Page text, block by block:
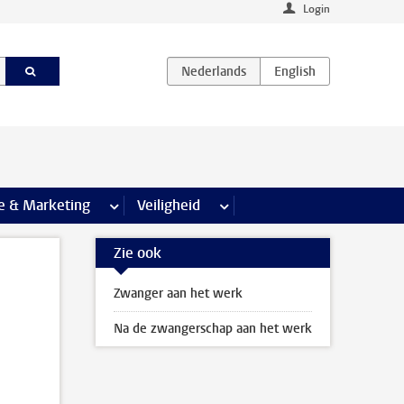
Login
& Marketing meer Communicatie & Marketing pagina’s
Veiligheid meer Veiligheid pagina’s
Zie ook
Zwanger aan het werk
Na de zwangerschap aan het werk